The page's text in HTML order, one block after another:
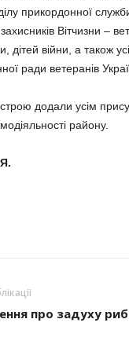
прикордонної
Вітчизни –
дітей війни, а
ради ветеранів
додали усім
району.
про задуху